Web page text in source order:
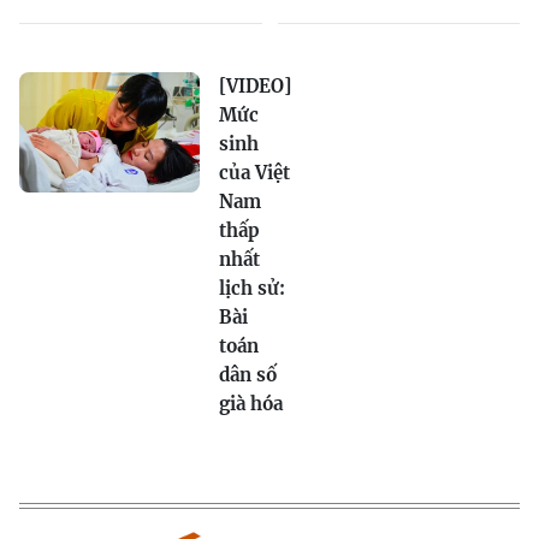
[VIDEO]
Mức
sinh
của Việt
Nam
thấp
nhất
lịch sử:
Bài
toán
dân số
già hóa